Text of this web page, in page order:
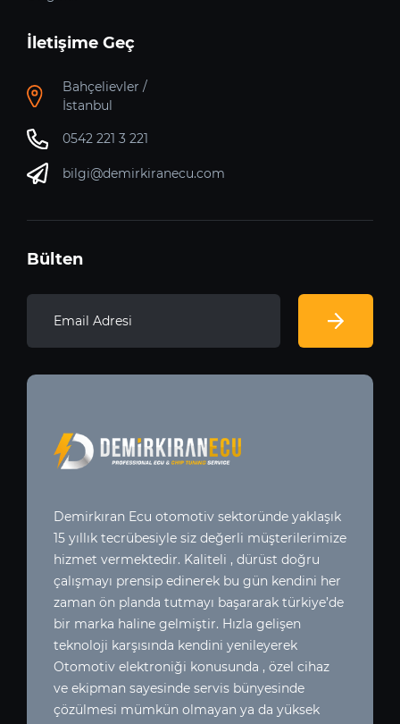
İletişime Geç
Bahçelievler /
İstanbul
0542 221 3 221
bilgi@demirkiranecu.com
Bülten
Demirkıran Ecu otomotiv sektoründe yaklaşık
15 yıllık tecrübesiyle siz değerli müşterilerimize
hizmet vermektedir. Kaliteli , dürüst doğru
çalışmayı prensip edinerek bu gün kendini her
zaman ön planda tutmayı başararak türkiye’de
bir marka haline gelmiştir. Hızla gelişen
teknoloji karşısında kendini yenileyerek
Otomotiv elektroniği konusunda , özel cihaz
ve ekipman sayesinde servis bünyesinde
çözülmesi mümkün olmayan ya da yüksek